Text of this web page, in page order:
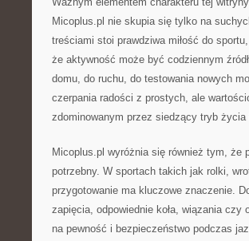
Micoplus.pl nie skupia się tylko na
treściami stoi prawdziwa miłość do
że aktywność może być codziennym
domu, do ruchu, do testowania nowych
czerpania radości z prostych, ale
zdominowanym przez siedzący tryb
Micoplus.pl wyróżnia się również tym, że
potrzebny. W sportach takich jak rolki,
przygotowanie ma kluczowe znaczenie.
zapięcia, odpowiednie koła, wiązania czy
na pewność i bezpieczeństwo podczas